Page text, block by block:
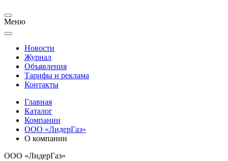
Меню
Новости
Журнал
Объявления
Тарифы и реклама
Контакты
Главная
Каталог
Компании
ООО «ЛидерГаз»
О компании
ООО «ЛидерГаз»